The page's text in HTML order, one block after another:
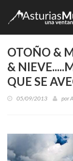
OTOÑO &
&
QUE SE
05/09/2013 por